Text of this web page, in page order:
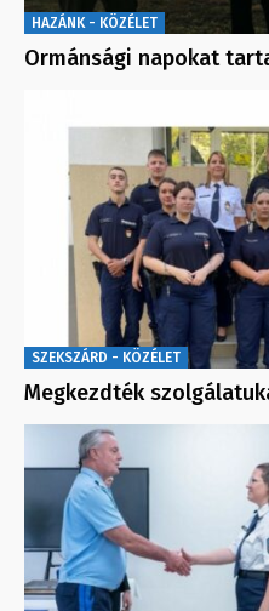
HAZÁNK - KÖZÉLET
Ormánsági napokat
SZEKSZÁRD - KÖZÉLET
Megkezdték